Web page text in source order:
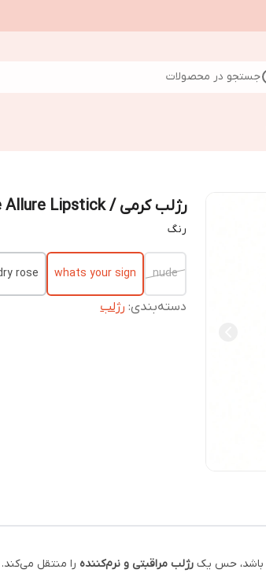
جستجو در محصولات
رژلب کرمی / Creme Allure Lipstick
رنگ
nude
whats your sign
rose
دسته‌بندی: رژلب
رژلب مراقبتی و نرم‌کننده را منتقل